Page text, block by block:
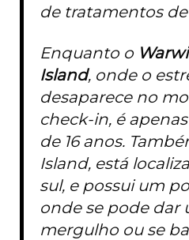
de tratamentos de
Enquanto o
Island, onde o
desaparece no
check-in, é
de 16 anos.
Island, está
sul, e possui um
onde se pode dar
mergulho ou se